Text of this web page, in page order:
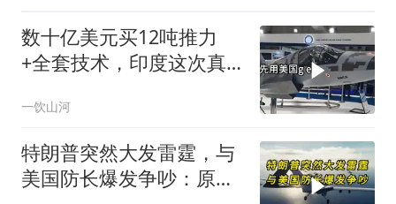
数十亿美元买12吨推力
+全套技术，印度这次真
一饮山河
特朗普突然大发雷霆，与
美国防长爆发争吵：原来